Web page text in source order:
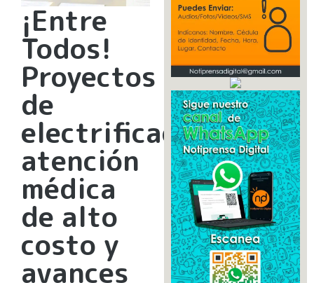
¡Entre
Todos!
Proyectos
de
electrificación,
atención
médica
de alto
costo y
avances